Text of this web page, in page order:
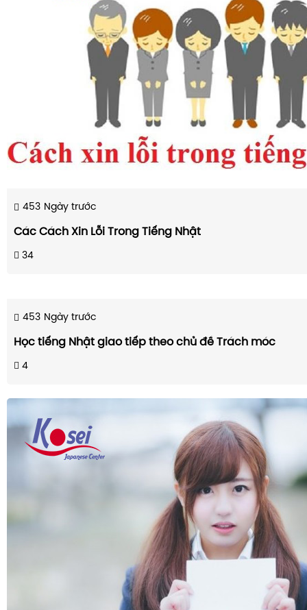
453 Ngày trước
Các Cách Xin Lỗi Trong Tiếng Nhật
34
453 Ngày trước
Học tiếng Nhật giao tiếp theo chủ đề Trách móc
4